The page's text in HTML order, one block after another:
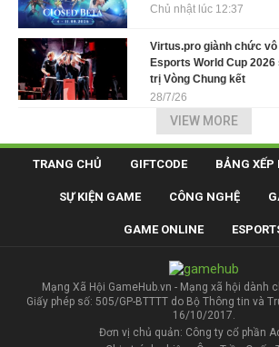
Chủ nhật lúc 12:37
Virtus.pro giành chức vô
Esports World Cup
trị Vòng Chung kết
28/7/26
VIEW MORE
TRANG CHỦ GIFTCODE BẢNG XẾP
SỰ KIỆN GAME CÔNG NGHỆ
GAME ONLINE
Mạng Xã Hội GameHub.vn - Mạng xã hội dành
Giấy phép số: 505/GP-BTTTT do Bộ Thông tin và
16/10/2017.
Đơn vị chủ quản: Công ty cổ phần